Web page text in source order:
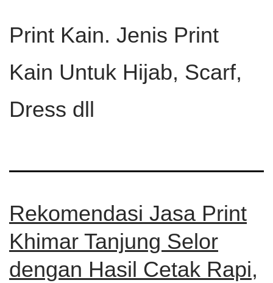
Print Kain. Jenis Print
Kain Untuk Hijab, Scarf,
Dress dll
Rekomendasi Jasa Print
Khimar Tanjung Selor
dengan Hasil Cetak Rapi,